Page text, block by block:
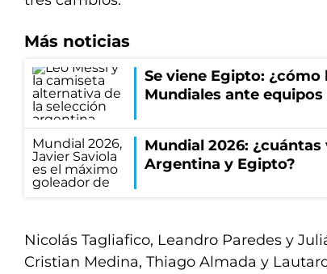
Más noticias
Se viene Egipto:
Mundiales ante equipos
Mundial 2026:
Argentina y Egipto?
Nicolás Tagliafico, Leandro Paredes y
Cristian Medina, Thiago Almada y